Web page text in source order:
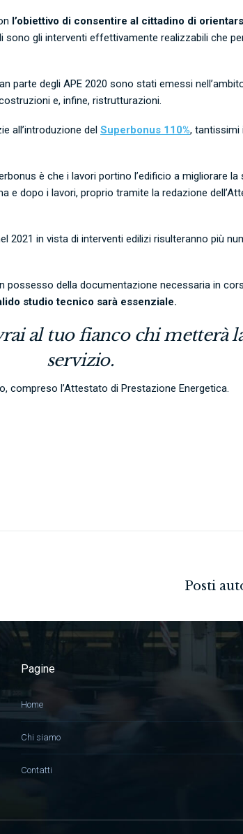
l’obiettivo di consentire al cittadino di
gli interventi effettivamente realizzabili che
degli APE 2020 sono stati emessi
e, infine, ristrutturazioni.
all’introduzione del Superbonus 110%, tantissimi
è che i lavori portino l’edificio a migliorare
e dopo i lavori, proprio tramite la redazione
2021 in vista di interventi edilizi risulteranno più
possesso della documentazione necessaria in
studio tecnico sarà essenziale.
al tuo fianco chi metterà
servizio.
compreso l’Attestato di Prestazione Energetica.
Pagine
Home
Chi siamo
Contatti